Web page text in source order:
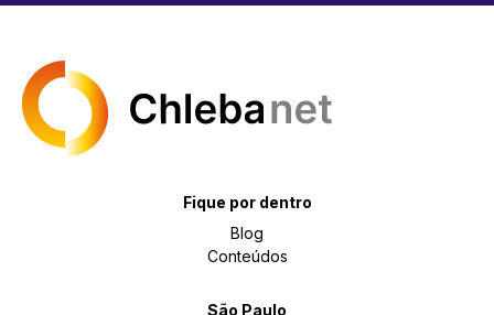
Fique por dentro
Blog
Conteúdos
São Paulo